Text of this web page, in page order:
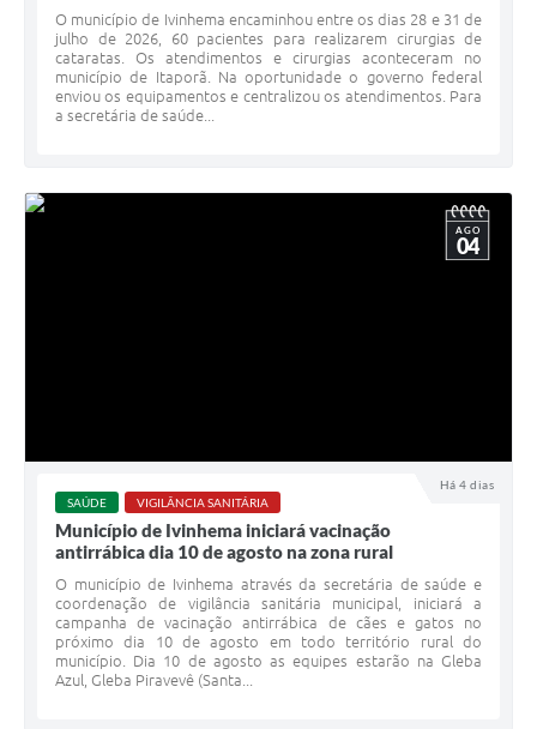
O município de Ivinhema encaminhou entre os dias 28 e 31 de
julho de 2026, 60 pacientes para realizarem cirurgias de
cataratas. Os atendimentos e cirurgias aconteceram no
município de Itaporã. Na oportunidade o governo federal
enviou os equipamentos e centralizou os atendimentos. Para
a secretária de saúde...
Há 4 dias
AGO
04
SAÚDE VIGILÂNCIA SANITÁRIA
Município de Ivinhema iniciará vacinação
antirrábica dia 10 de agosto na zona rural
O município de Ivinhema através da secretária de saúde e
coordenação de vigilância sanitária municipal, iniciará a
campanha de vacinação antirrábica de cães e gatos no
próximo dia 10 de agosto em todo território rural do
município. Dia 10 de agosto as equipes estarão na Gleba
Azul, Gleba Piravevê (Santa...